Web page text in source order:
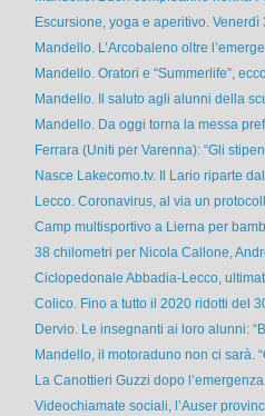
Escursione, yoga e aperitivo. Venerdì
Mandello. L’Arcobaleno oltre
Mandello. Oratori e “Summerlife”,
Mandello. Il saluto agli alunni della
Mandello. Da oggi torna la messa
Ferrara (Uniti per Varenna): “Gli
Nasce Lakecomo.tv. Il Lario riparte
Lecco. Coronavirus, al via un
Camp multisportivo a Lierna per
38 chilometri per Nicola Callone,
Ciclopedonale Abbadia-Lecco,
Colico. Fino a tutto il 2020 ridotti del
Dervio. Le insegnanti ai loro alunni:
Mandello, il motoraduno non ci sarà.
La Canottieri Guzzi dopo
Videochiamate sociali, l’Auser